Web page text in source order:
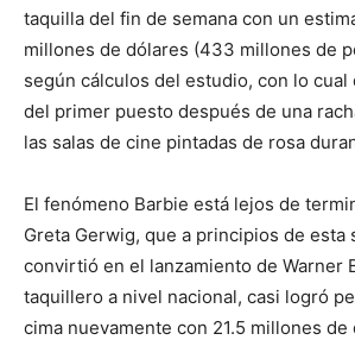
taquilla del fin de semana con un
millones de dólares (433 millones de
según cálculos del estudio, con lo cual
del primer puesto después de una
las salas de cine pintadas de rosa
El fenómeno Barbie está lejos de
Greta Gerwig, que a principios de esta
convirtió en el lanzamiento de Warner
taquillero a nivel nacional, casi logró
cima nuevamente con 21.5 millones